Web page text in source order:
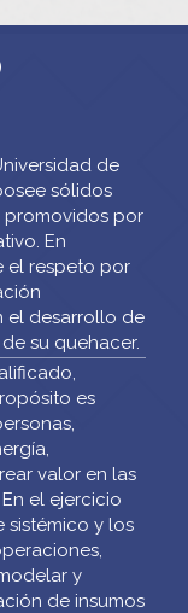
de
sólidos
promovidos por
En
el respeto por
el desarrollo de
su quehacer.
es
valor en las
el ejercicio
sistémico y los
y
de insumos